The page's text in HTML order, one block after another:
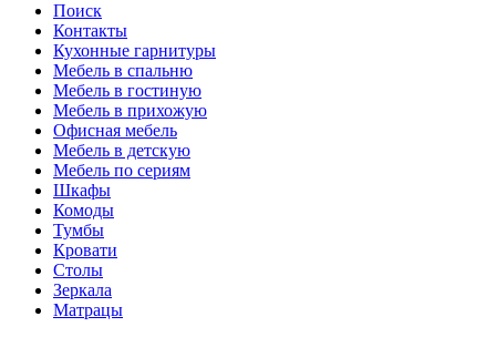
Поиск
Контакты
Кухонные гарнитуры
Мебель в спальню
Мебель в гостиную
Мебель в прихожую
Офисная мебель
Мебель в детскую
Мебель по сериям
Шкафы
Комоды
Тумбы
Кровати
Столы
Зеркала
Матрацы